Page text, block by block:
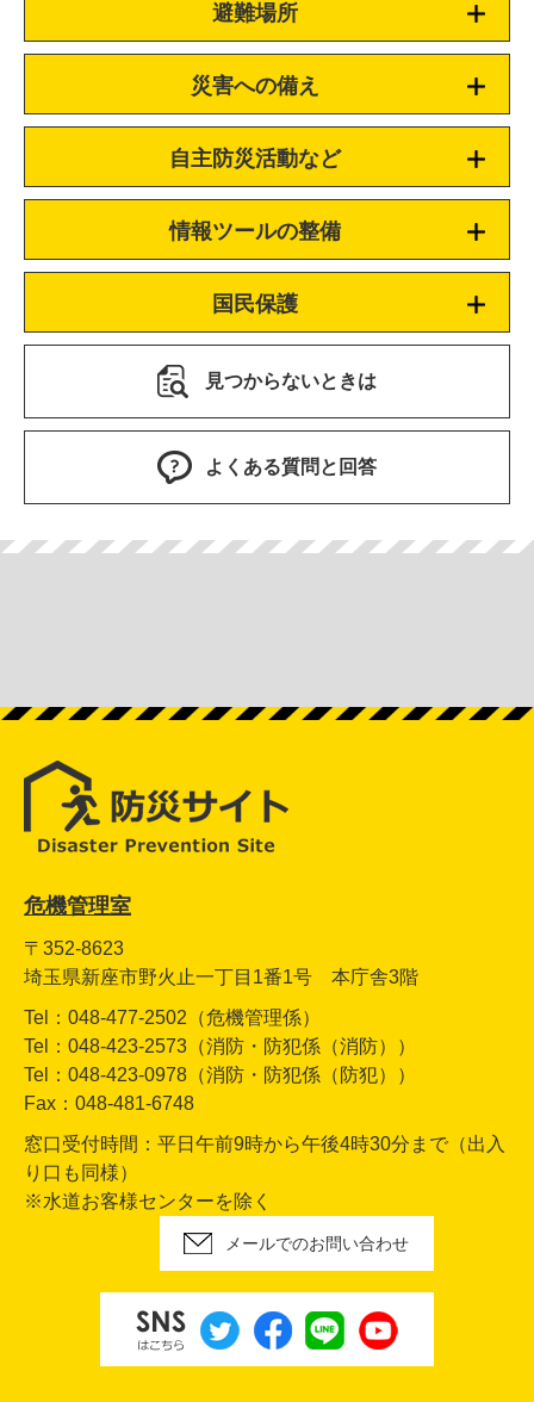
避難場所
災害への備え
自主防災活動など
情報ツールの整備
国民保護
見つからないときは
よくある質問と回答
危機管理室
〒352-8623
埼玉県新座市野火止一丁目1番1号 本庁舎3階
Tel：048-477-2502（危機管理係）
Tel：048-423-2573（消防・防犯係（消防））
Tel：048-423-0978（消防・防犯係（防犯））
Fax：048-481-6748
窓口受付時間：平日午前9時から午後4時30分まで（出入
り口も同様）
※水道お客様センターを除く
メールでのお問い合わせ